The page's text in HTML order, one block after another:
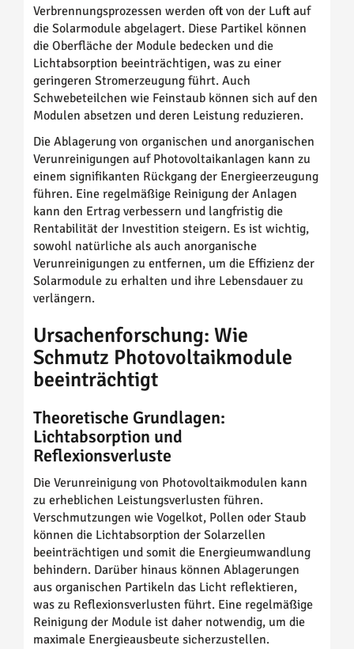
Verbrennungsprozessen werden oft von der Luft auf
die Solarmodule abgelagert. Diese Partikel können
die Oberfläche der Module bedecken und die
Lichtabsorption beeinträchtigen, was zu einer
geringeren Stromerzeugung führt. Auch
Schwebeteilchen wie Feinstaub können sich auf den
Modulen absetzen und deren Leistung reduzieren.
Die Ablagerung von organischen und anorganischen
Verunreinigungen auf Photovoltaikanlagen kann zu
einem signifikanten Rückgang der Energieerzeugung
führen. Eine regelmäßige Reinigung der Anlagen
kann den Ertrag verbessern und langfristig die
Rentabilität der Investition steigern. Es ist wichtig,
sowohl natürliche als auch anorganische
Verunreinigungen zu entfernen, um die Effizienz der
Solarmodule zu erhalten und ihre Lebensdauer zu
verlängern.
Ursachenforschung: Wie
Schmutz Photovoltaikmodule
beeinträchtigt
Theoretische Grundlagen:
Lichtabsorption und
Reflexionsverluste
Die Verunreinigung von Photovoltaikmodulen kann
zu erheblichen Leistungsverlusten führen.
Verschmutzungen wie Vogelkot, Pollen oder Staub
können die Lichtabsorption der Solarzellen
beeinträchtigen und somit die Energieumwandlung
behindern. Darüber hinaus können Ablagerungen
aus organischen Partikeln das Licht reflektieren,
was zu Reflexionsverlusten führt. Eine regelmäßige
Reinigung der Module ist daher notwendig, um die
maximale Energieausbeute sicherzustellen.